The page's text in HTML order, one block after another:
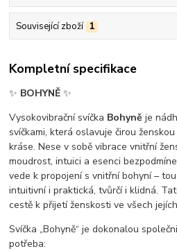
Související zboží 1
Kompletní specifikace
✨ BOHYNĚ ✨
Vysokovibrační svíčka Bohyně je
svíčkami, která oslavuje čirou
kráse. Nese v sobě vibrace vnitřní
moudrost, intuici a esenci
vede k propojení s vnitřní bohyní –
intuitivní i praktická, tvůrčí i klidná.
cestě k přijetí ženskosti ve všech
Svíčka „Bohyně“ je dokonalou
potřeba: